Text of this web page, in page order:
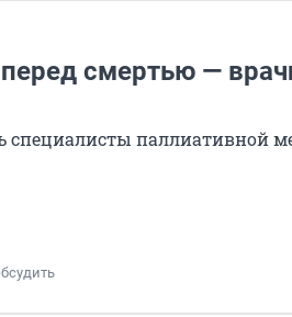
смертью —
специалисты паллиативной